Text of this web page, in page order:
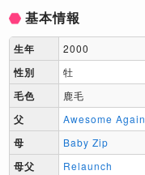
基本情報
生年 2000
性別 牡
毛色 鹿毛
父 Awesome Again
母 Baby Zip
母父 Relaunch